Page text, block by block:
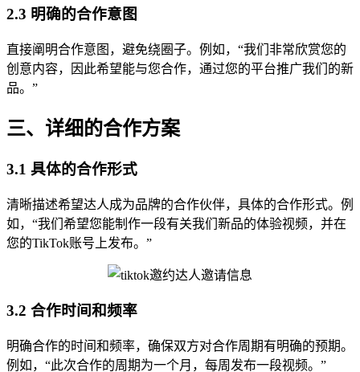
2.3 明确的合作意图
直接阐明合作意图，避免绕圈子。例如，“我们非常欣赏您的
创意内容，因此希望能与您合作，通过您的平台推广我们的新
品。”
三、详细的合作方案
3.1 具体的合作形式
清晰描述希望达人成为品牌的合作伙伴，具体的合作形式。例
如，“我们希望您能制作一段有关我们新品的体验视频，并在
您的TikTok账号上发布。”
3.2 合作时间和频率
明确合作的时间和频率，确保双方对合作周期有明确的预期。
例如，“此次合作的周期为一个月，每周发布一段视频。”